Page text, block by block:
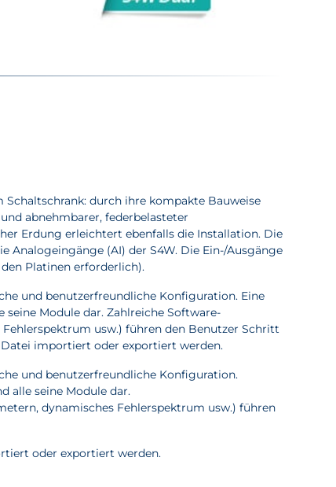
durch ihre kompakte Bauweise
abnehmbarer, federbelasteter
Erdung erleichtert ebenfalls die Installation. Die
(AI) der S4W. Die Ein-/Ausgänge
Platinen erforderlich).
und benutzerfreundliche Konfiguration. Eine
Module dar. Zahlreiche Software-
usw.) führen den Benutzer Schritt
importiert oder exportiert werden.
und benutzerfreundliche Konfiguration.
alle seine Module dar.
dynamisches Fehlerspektrum usw.) führen
oder exportiert werden.